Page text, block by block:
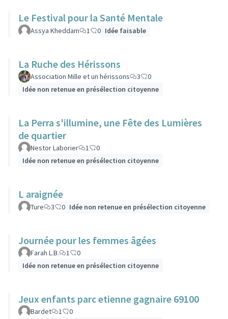
Le Festival pour la Santé Mentale
Assya Kheddam 1 0 Idée faisable
La Ruche des Hérissons
Association Mille et un hérissons 3
0
Idée non retenue en présélection citoyenne
La Perra s'illumine, une Fête des Lumières
de quartier
Nestor Laborier 1
0
Idée non retenue en présélection citoyenne
L araignée
Ture 3 0 Idée non retenue en présélection citoyenne
Journée pour les femmes âgées
Farah L.B. 1
0
Idée non retenue en présélection citoyenne
Jeux enfants parc etienne gagnaire 69100
Bardet 1
0